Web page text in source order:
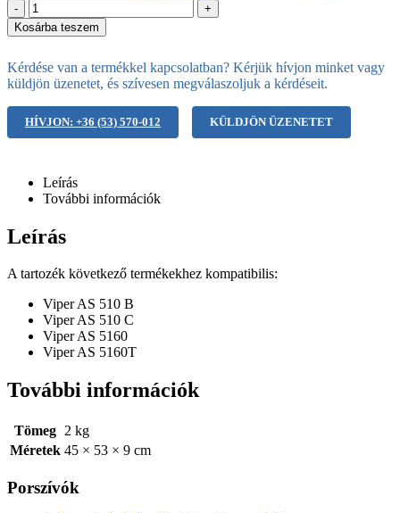
-
+
Kosárba teszem
Kérdése van a termékkel kapcsolatban? Kérjük hívjon minket vagy
küldjön üzenetet, és szívesen megválaszoljuk a kérdéseit.
HÍVJON: +36 (53) 570-012 KÜLDJÖN ÜZENETET
Leírás
További információk
Leírás
A tartozék következő termékekhez kompatibilis:
Viper AS 510 B
Viper AS 510 C
Viper AS 5160
Viper AS 5160T
További információk
Tömeg 2 kg
Méretek 45 × 53 × 9 cm
Porszívók